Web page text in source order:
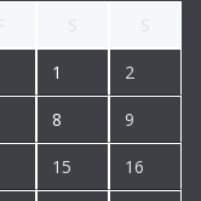
1 2
8 9
15 16